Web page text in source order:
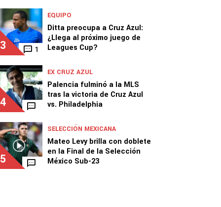
3 1
EQUIPO
Ditta preocupa a Cruz Azul:
¿Llega al próximo juego de
Leagues Cup?
4
EX CRUZ AZUL
Palencia fulminó a la MLS
tras la victoria de Cruz Azul
vs. Philadelphia
5
SELECCIÓN MEXICANA
Mateo Levy brilla con doblete
en la Final de la Selección
México Sub-23